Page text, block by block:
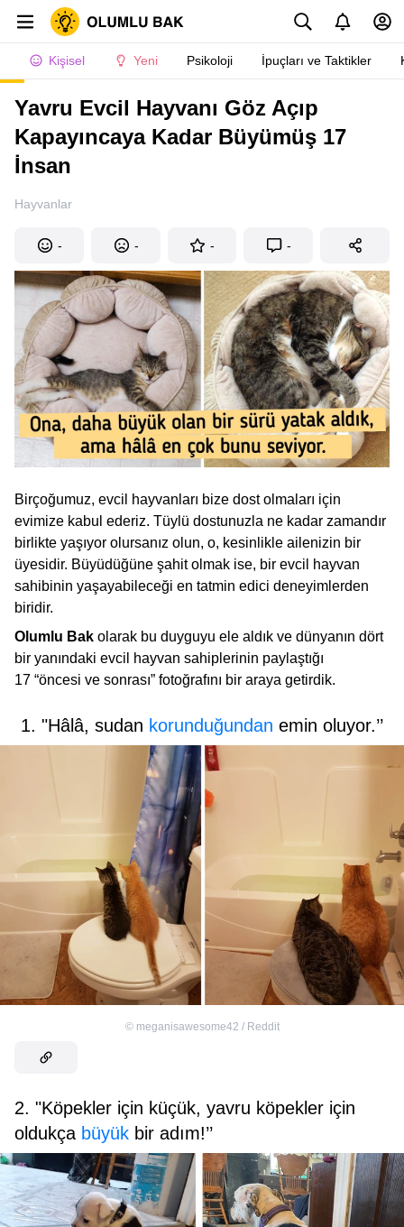
Kişisel Yeni Psikoloji İpuçları ve Taktikler
Yavru Evcil Hayvanı Göz Açıp
Kapayıncaya Kadar Büyümüş 17
İnsan
Hayvanlar
- - - -
Birçoğumuz, evcil hayvanları bize dost olmaları için
evimize kabul ederiz. Tüylü dostunuzla ne kadar zamandır
birlikte yaşıyor olursanız olun, o, kesinlikle ailenizin bir
üyesidir. Büyüdüğüne şahit olmak ise, bir evcil hayvan
sahibinin yaşayabileceği en tatmin edici deneyimlerden
biridir.
Olumlu Bak olarak bu duyguyu ele aldık ve dünyanın dört
bir yanındaki evcil hayvan sahiplerinin paylaştığı
17 “öncesi ve sonrası” fotoğrafını bir araya getirdik.
1. "Hâlâ, sudan korunduğundan emin oluyor.’’
© meganisawesome42 / Reddit
2. "Köpekler için küçük, yavru köpekler için
oldukça büyük bir adım!’’